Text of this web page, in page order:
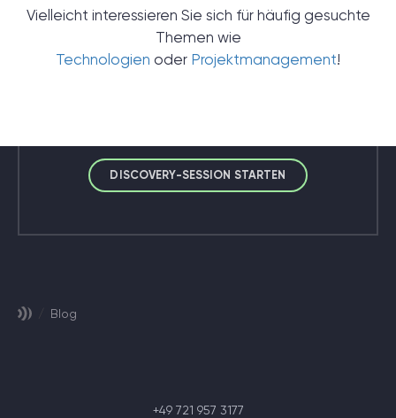
Vielleicht interessieren Sie sich für häufig gesuchte
Themen wie
Technologien oder Projektmanagement!
In einer Discovery-Session klären wir Ihre
Anforderungen, definieren Ziele und legen
DISCOVERY-SESSION STARTEN
Blog
+49 721 957 3177